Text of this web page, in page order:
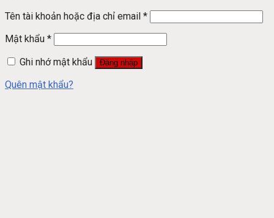
Tên tài khoản hoặc địa chỉ email *
Mật khẩu *
Ghi nhớ mật khẩu
Đăng nhập
Quên mật khẩu?